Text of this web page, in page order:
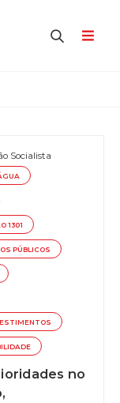
Socialista
1301
PÚBLICOS
no